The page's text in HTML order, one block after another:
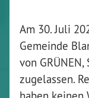
Am 30. Juli
Gemeinde
von GRÜNEN,
zugelassen.